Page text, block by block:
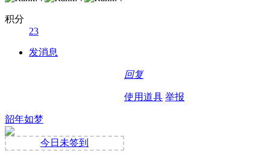
积分
23
发消息
回复
使用道具 举报
韶年如梦
今日未签到